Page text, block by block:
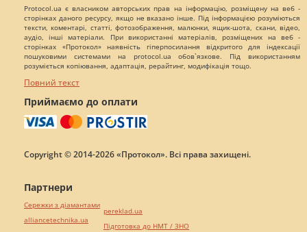
Protocol.ua є власником авторських прав на інформацію, розміщену на веб -
сторінках даного ресурсу, якщо не вказано інше. Під інформацією розуміються
тексти, коментарі, статті, фотозображення, малюнки, ящик-шота, скани, відео,
аудіо, інші матеріали. При використанні матеріалів, розміщених на веб -
сторінках «Протокол» наявність гіперпосилання відкритого для індексації
пошуковими системами на protocol.ua обов`язкове. Під використанням
розуміється копіювання, адаптація, рерайтинг, модифікація тощо.
Повний текст
Приймаємо до оплати
Copyright © 2014-2026 «Протокол». Всі права захищені.
Партнери
Сережки з діамантами
alliancetechnika.ua
pereklad.ua
Підготовка до НМТ / ЗНО